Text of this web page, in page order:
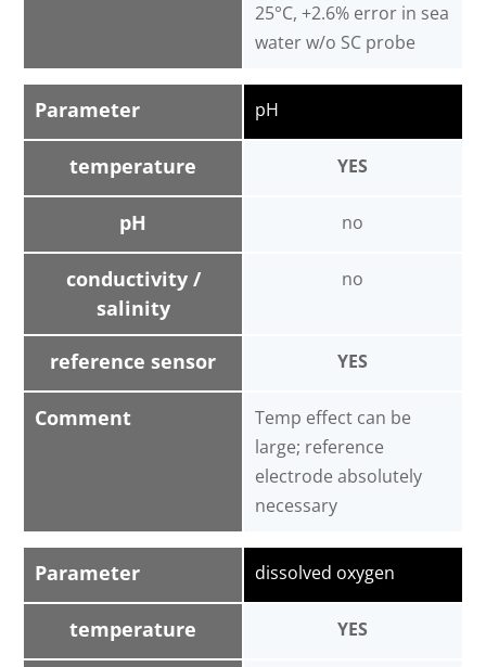
25°C, +2.6% error in sea
water w/o SC probe
Parameter
temperature
pH
conductivity /
salinity
reference sensor
Comment
pH
YES
no
no
YES
Temp effect can be
large; reference
electrode absolutely
necessary
Parameter
temperature
dissolved oxygen
YES